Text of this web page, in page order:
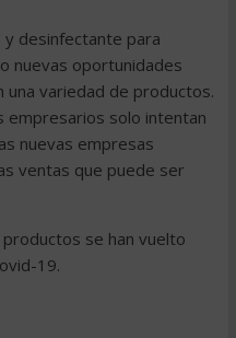
desinfectante para
nuevas oportunidades
una variedad de productos.
empresarios solo intentan
nuevas empresas
ventas que puede ser
se han vuelto
19.